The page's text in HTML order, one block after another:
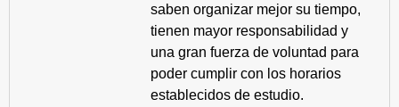
saben organizar mejor su tiempo,
tienen mayor responsabilidad y
una gran fuerza de voluntad para
poder cumplir con los horarios
establecidos de estudio.